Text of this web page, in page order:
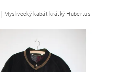
Myslivecký kabát krátký Hubertus